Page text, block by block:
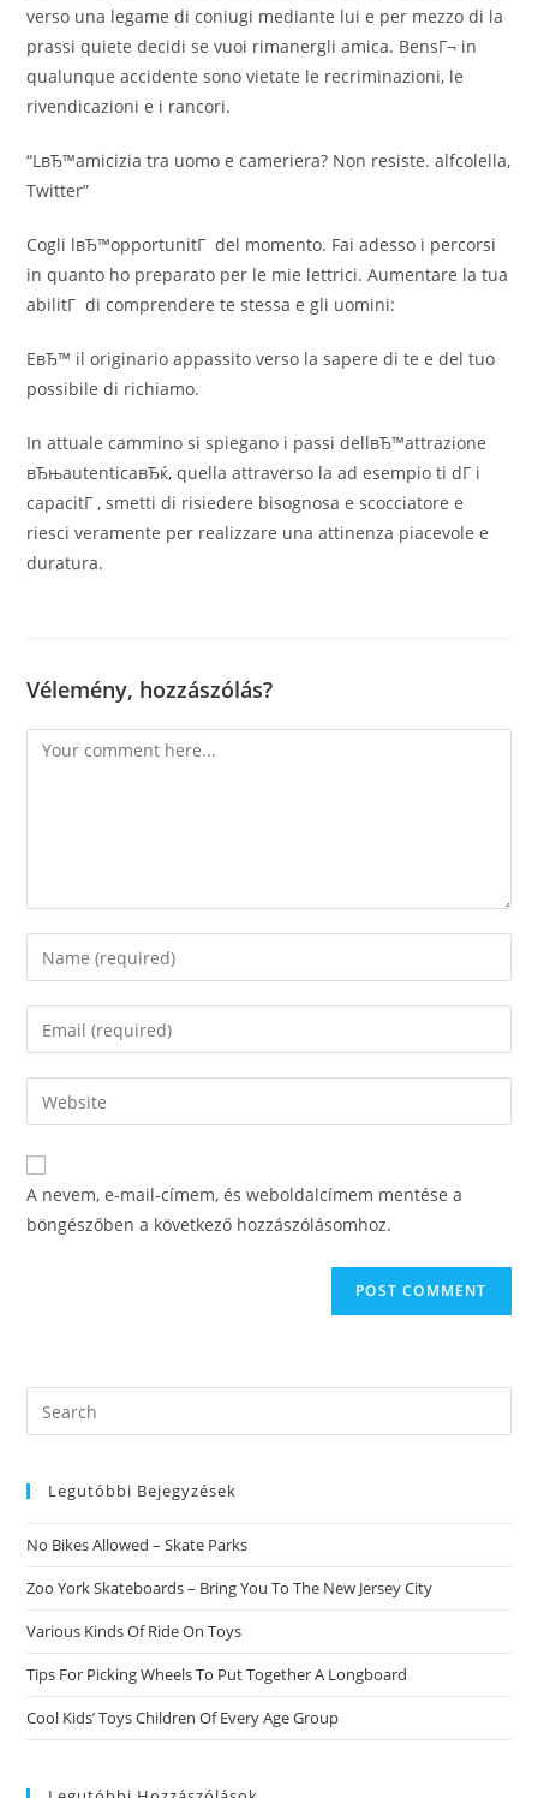
verso una legame di coniugi mediante lui e per mezzo di la
prassi quiete decidi se vuoi rimanergli amica. BensГ¬ in
qualunque accidente sono vietate le recriminazioni, le
rivendicazioni e i rancori.
“LвЂ™amicizia tra uomo e cameriera? Non resiste. alfcolella,
Twitter”
Cogli lвЂ™opportunitГ del momento. Fai adesso i percorsi
in quanto ho preparato per le mie lettrici. Aumentare la tua
abilitГ di comprendere te stessa e gli uomini:
EвЂ™ il originario appassito verso la sapere di te e del tuo
possibile di richiamo.
In attuale cammino si spiegano i passi dellвЂ™attrazione
вЂњautenticaвЂќ, quella attraverso la ad esempio ti dГ i
capacitГ , smetti di risiedere bisognosa e scocciatore e
riesci veramente per realizzare una attinenza piacevole e
duratura.
Vélemény, hozzászólás?
Comment
Enter
your
name
comment
Enter
your
email
address
comment
Enter
your
website
URL
A nevem, e-mail-címem, és weboldalcímem mentése a
böngészőben a következő hozzászólásomhoz.
Search
this
Legutóbbi Bejegyzések
No Bikes Allowed – Skate Parks
Zoo York Skateboards – Bring You To The New Jersey City
Various Kinds Of Ride On Toys
Tips For Picking Wheels To Put Together A Longboard
Cool Kids’ Toys Children Of Every Age Group